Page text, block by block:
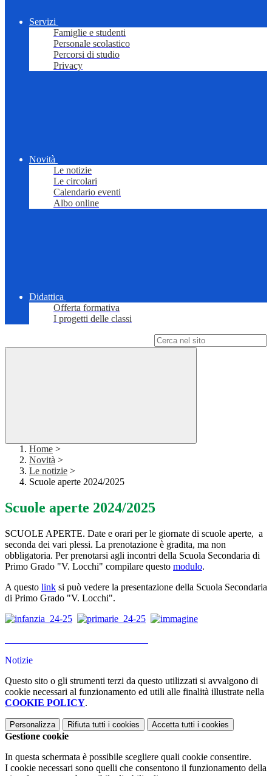
Servizi
Famiglie e studenti
Personale scolastico
Percorsi di studio
Privacy
Novità
Le notizie
Le circolari
Calendario eventi
Albo online
Didattica
Offerta formativa
I progetti delle classi
Home >
Novità >
Le notizie >
Scuole aperte 2024/2025
Scuole aperte 2024/2025
SCUOLE APERTE. Date e orari per le giornate di scuole aperte, a
seconda dei vari plessi. La prenotazione è gradita, ma non
obbligatoria. Per prenotarsi agli incontri della Scuola Secondaria di
Primo Grado "V. Locchi" compilare questo modulo.
A questo link si può vedere la presentazione della Scuola Secondaria
di Primo Grado "V. Locchi".
Notizie
Questo sito o gli strumenti terzi da questo utilizzati si avvalgono di
cookie necessari al funzionamento ed utili alle finalità illustrate nella
COOKIE POLICY.
Personalizza Rifiuta tutti i cookies Accetta tutti i cookies
Gestione cookie
In questa schermata è possibile scegliere quali cookie consentire.
I cookie necessari sono quelli che consentono il funzionamento della